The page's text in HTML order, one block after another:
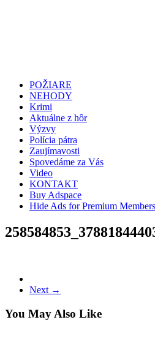
POŽIARE
NEHODY
Krimi
Aktuálne z hôr
Výzvy
Polícia pátra
Zaujímavosti
Spovedáme za Vás
Video
KONTAKT
Buy Adspace
Hide Ads for Premium Members
Next →
You May Also Like